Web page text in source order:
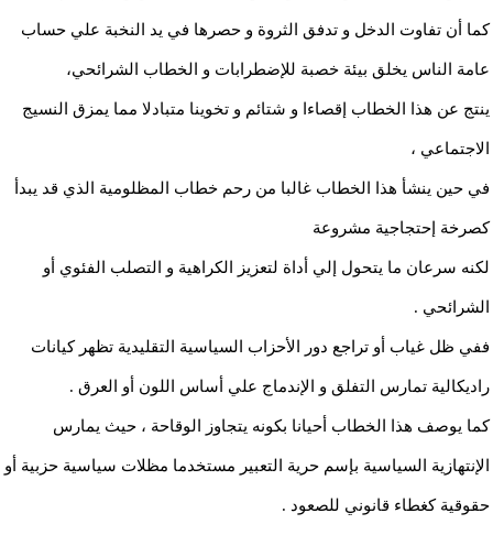
كما أن تفاوت الدخل و تدفق الثروة و حصرها في يد النخبة علي حساب
عامة الناس يخلق بيئة خصبة للإضطرابات و الخطاب الشرائحي،
ينتج عن هذا الخطاب إقصاءا و شتائم و تخوينا متبادلا مما يمزق النسيج
الاجتماعي ،
في حين ينشأ هذا الخطاب غالبا من رحم خطاب المظلومية الذي قد يبدأ
كصرخة إحتجاجية مشروعة
لكنه سرعان ما يتحول إلي أداة لتعزيز الكراهية و التصلب الفئوي أو
الشرائحي .
ففي ظل غياب أو تراجع دور الأحزاب السياسية التقليدية تظهر كيانات
راديكالية تمارس التفلق و الإندماج علي أساس اللون أو العرق .
كما يوصف هذا الخطاب أحيانا بكونه يتجاوز الوقاحة ، حيث يمارس
الإنتهازية السياسية بإسم حرية التعبير مستخدما مظلات سياسية حزبية أو
حقوقية كغطاء قانوني للصعود .